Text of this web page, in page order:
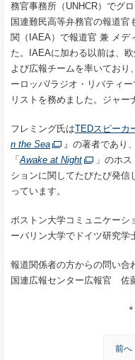
務官事務所（UNHCR）でグ
国連難民高等弁務官の報道
関（IAEA）で報道官 兼 メデ
た。IAEAに加わる以前は、
よび広報チームを率いており
ーロッパ/ラジオ・リバティ
リストを務めました。ジャー
フレミング氏はTEDスピーカ
n the Sea
』の著者であり
「Awake at Night
」のホ
ションに関してたびたび発信
っています。
ボストン大学コミュニケーシ
ーバリン大学でドイツ研究学
報道関係者の方からの問い合
国連広報センター広報官 佐
前へ